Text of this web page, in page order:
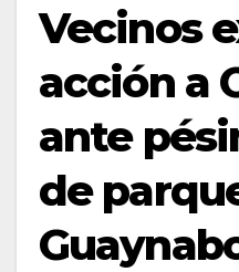
Vecinos
acción a
ante
de